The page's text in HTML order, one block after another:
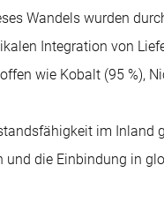
Wandels wurden
Integration von
wie Kobalt (95 %),
im
und die Einbindung in